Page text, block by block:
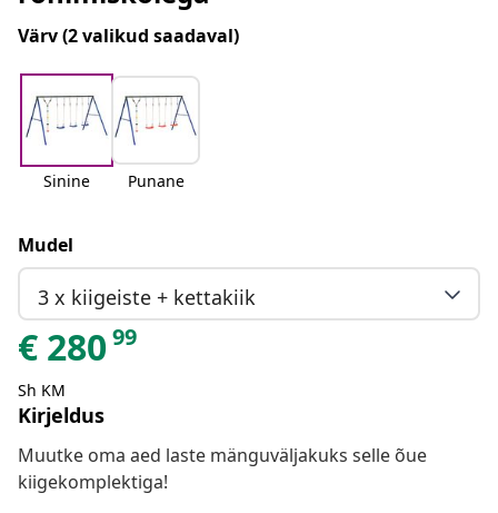
Värv(2 valikud saadaval)
Sinine Punane
Mudel
3 x kiigeiste + kettakiik
€ 28099
Sh KM
Kirjeldus
Muutke oma aed laste mänguväljakuks selle õue
kiigekomplektiga!